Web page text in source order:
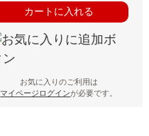
お気に入りのご利用は
マイページログインが必要です。